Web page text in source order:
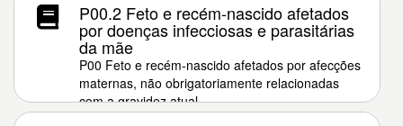
P00.2 Feto e recém-nascido afetados
por doenças infecciosas e parasitárias
da mãe
P00 Feto e recém-nascido afetados por afecções
maternas, não obrigatoriamente relacionadas
com a gravidez atual